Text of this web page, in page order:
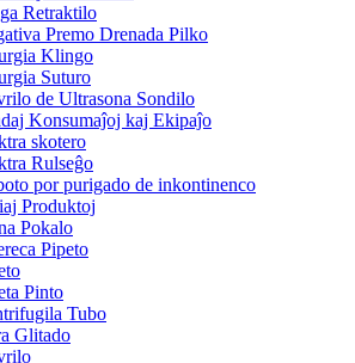
Retraktilo
Premo Drenada Pilko
Klingo
Suturo
de Ultrasona Sondilo
Konsumaĵoj kaj Ekipaĵo
skotero
Rulseĝo
por purigado de inkontinenco
Produktoj
Pokalo
Pipeto
Pinto
Tubo
Glitado